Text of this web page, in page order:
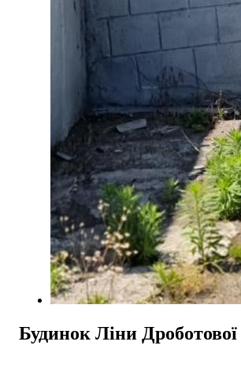
Будинок Ліни Дроботової